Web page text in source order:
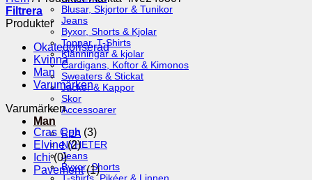
Blusar, Skjortor & Tunikor
Jeans
Byxor, Shorts & Kjolar
Toppar, T-Shirts
Klänningar & kjolar
Cardigans, Koftor & Kimonos
Sweaters & Stickat
Jackor & Kappor
Skor
Accessoarer
Man
REA
NYHETER
Jeans
Byxor, Shorts
Filtrera
Produkter
Okategoriserad
Kvinna
Man
Varumärken
Varumärken
Cras Cph (3)
Elvine (2)
Ichi (0)
Pavement (1)